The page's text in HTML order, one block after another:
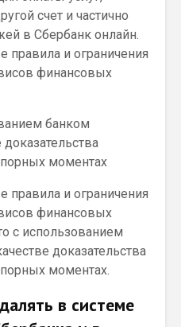
счет и частично
в Сбербанк онлайн.
правила и ограничения
финансовых
банком
моментах
правила и ограничения
финансовых
с использованием
доказательства
моментах.
в системе